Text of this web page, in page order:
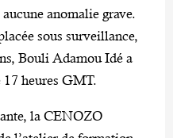
anomalie grave.
sous surveillance,
Bouli Adamou Idé a
17 heures GMT.
la CENOZO